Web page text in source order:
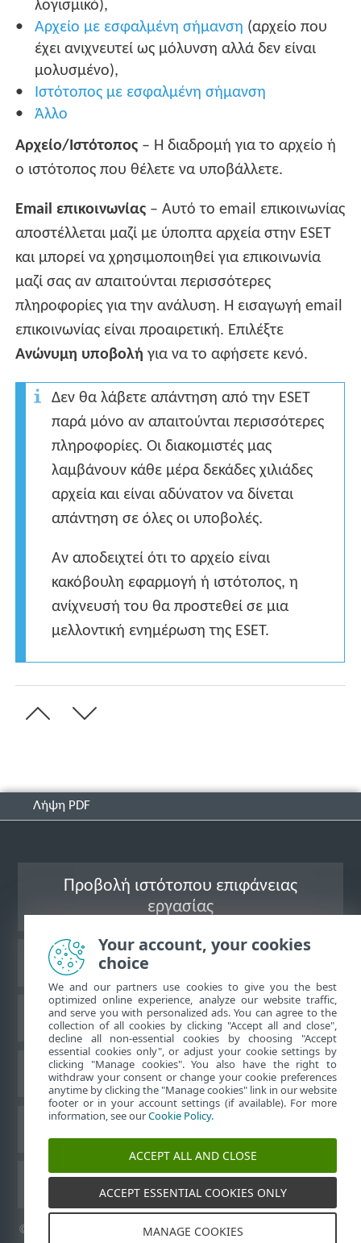
λογισμικό),
Αρχείο με εσφαλμένη σήμανση (αρχείο που
έχει ανιχνευτεί ως μόλυνση αλλά δεν είναι
μολυσμένο),
Ιστότοπος με εσφαλμένη σήμανση
Άλλο
Αρχείο/Ιστότοπος – Η διαδρομή για το αρχείο ή
ο ιστότοπος που θέλετε να υποβάλλετε.
Email επικοινωνίας – Αυτό το email επικοινωνίας
αποστέλλεται μαζί με ύποπτα αρχεία στην ESET
και μπορεί να χρησιμοποιηθεί για επικοινωνία
μαζί σας αν απαιτούνται περισσότερες
πληροφορίες για την ανάλυση. Η εισαγωγή email
επικοινωνίας είναι προαιρετική. Επιλέξτε
Ανώνυμη υποβολή για να το αφήσετε κενό.
Δεν θα λάβετε απάντηση από την ESET
παρά μόνο αν απαιτούνται περισσότερες
πληροφορίες. Οι διακομιστές μας
λαμβάνουν κάθε μέρα δεκάδες χιλιάδες
αρχεία και είναι αδύνατον να δίνεται
απάντηση σε όλες οι υποβολές.
Αν αποδειχτεί ότι το αρχείο είναι
κακόβουλη εφαρμογή ή ιστότοπος, η
ανίχνευσή του θα προστεθεί σε μια
μελλοντική ενημέρωση της ESET.
Λήψη PDF
Προβολή ιστότοπου επιφάνειας
εργασίας
Γνωσιακή βάση ESET
Ομάδα συζήτησης ESET
Τοπική υποστήριξη
©
ESET, spol. s r.o. - Με την επιφύλαξη παντός
Your account, your cookies
choice
We and our partners use cookies to give you the best
optimized online experience, analyze our website traffic,
and serve you with personalized ads. You can agree to the
collection of all cookies by clicking "Accept all and close",
decline all non-essential cookies by choosing "Accept
essential cookies only", or adjust your cookie settings by
clicking "Manage cookies". You also have the right to
withdraw your consent or change your cookie preferences
anytime by clicking the "Manage cookies" link in our website
footer or in your account settings (if available). For more
information, see ourCookie Policy.
ACCEPT ALL AND CLOSE
ACCEPT ESSENTIAL COOKIES ONLY
MANAGE COOKIES